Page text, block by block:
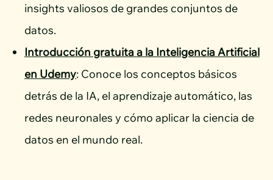
insights valiosos de grandes conjuntos de
datos.
Introducción gratuita a la Inteligencia Artificial
en Udemy: Conoce los conceptos básicos
detrás de la IA, el aprendizaje automático, las
redes neuronales y cómo aplicar la ciencia de
datos en el mundo real.